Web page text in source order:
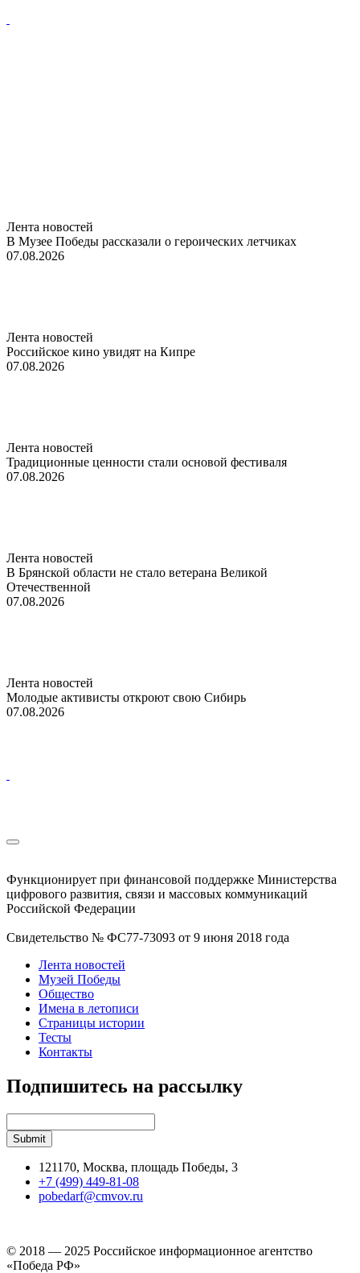
Лента новостей
В Музее Победы рассказали о героических летчиках
07.08.2026
Лента новостей
Российское кино увидят на Кипре
07.08.2026
Лента новостей
Традиционные ценности стали основой фестиваля
07.08.2026
Лента новостей
В Брянской области не стало ветерана Великой
Отечественной
07.08.2026
Лента новостей
Молодые активисты откроют свою Сибирь
07.08.2026
Функционирует при финансовой поддержке Министерства
цифрового развития, связи и массовых коммуникаций
Российской Федерации
Свидетельство № ФС77-73093 от 9 июня 2018 года
Лента новостей
Музей Победы
Общество
Имена в летописи
Страницы истории
Тесты
Контакты
Подпишитесь на рассылку
121170, Москва, площадь Победы, 3
+7 (499) 449-81-08
pobedarf@cmvov.ru
© 2018 — 2025 Российское информационное агентство
«Победа РФ»